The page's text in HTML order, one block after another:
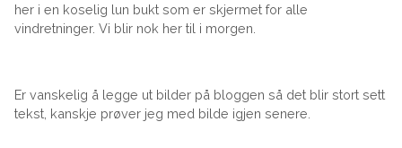
her i en koselig lun bukt som er skjermet for alle
vindretninger. Vi blir nok her til i morgen.
Er vanskelig å legge ut bilder på bloggen så det blir stort sett
tekst, kanskje prøver jeg med bilde igjen senere.